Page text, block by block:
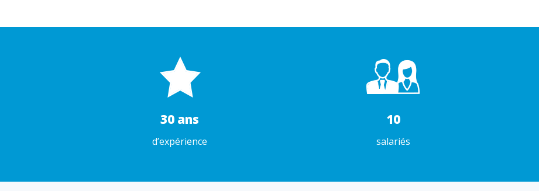
30 ans
d’expérience
10
salariés